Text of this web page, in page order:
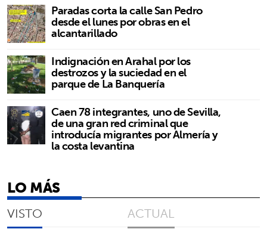
Paradas corta la calle San Pedro
desde el lunes por obras en el
alcantarillado
Indignación en Arahal por los
destrozos y la suciedad en el
parque de La Banquería
Caen 78 integrantes, uno de Sevilla,
de una gran red criminal que
introducía migrantes por Almería y
la costa levantina
LO MÁS
VISTO ACTUAL